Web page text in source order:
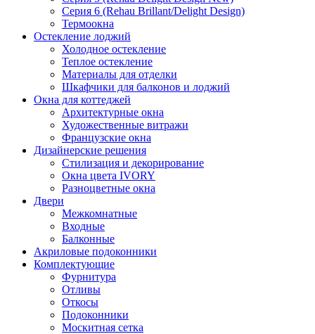
Серия 6 (Rehau Brillant/Delight Design)
Термоокна
Остекление лоджий
Холодное остекление
Теплое остекление
Материалы для отделки
Шкафчики для балконов и лоджий
Окна для коттеджей
Архитектурные окна
Художественные витражи
Французские окна
Дизайнерские решения
Стилизация и декорирование
Окна цвета IVORY
Разноцветные окна
Двери
Межкомнатные
Входные
Балконные
Акриловые подоконники
Комплектующие
Фурнитура
Отливы
Откосы
Подоконники
Москитная сетка